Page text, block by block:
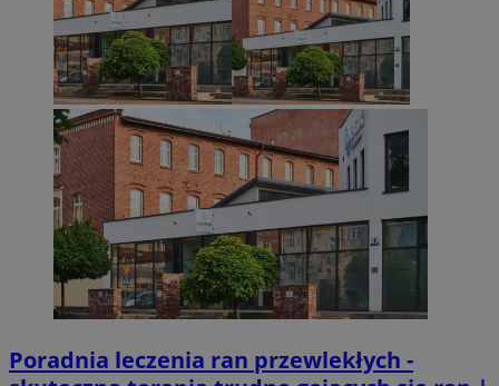
Poradnia leczenia ran przewlekłych -
Nazwa
Provider/
Domena
SessID
zabrze.com.pl
QeSessID zabrze.com.pl
MvSessID zabrze.com.pl
__cf_bm
Cloudflare
Inc.
.x.com